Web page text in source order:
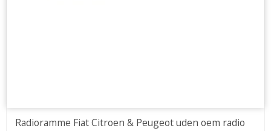
Radioramme Fiat Citroen & Peugeot uden oem radio